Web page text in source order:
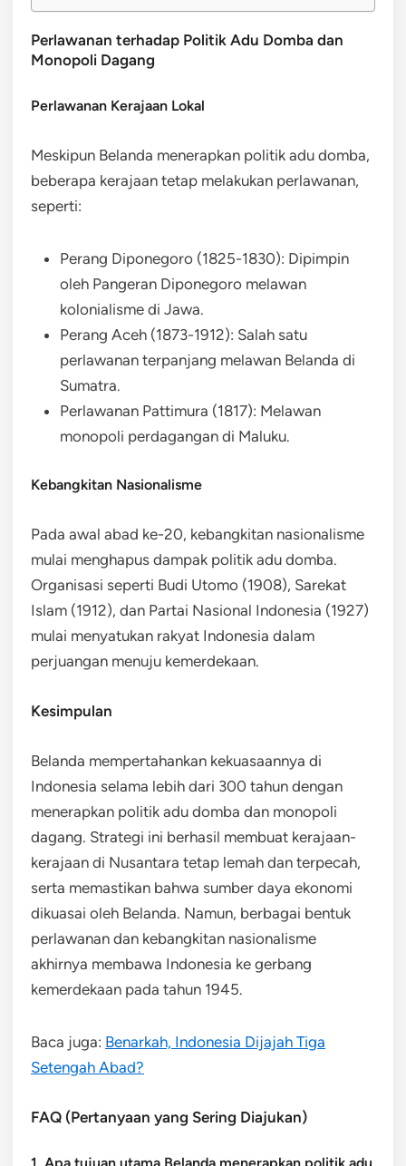
Perlawanan terhadap Politik Adu Domba dan
Monopoli Dagang
Perlawanan Kerajaan Lokal
Meskipun Belanda menerapkan politik adu domba,
beberapa kerajaan tetap melakukan perlawanan,
seperti:
Perang Diponegoro (1825-1830): Dipimpin
oleh Pangeran Diponegoro melawan
kolonialisme di Jawa.
Perang Aceh (1873-1912): Salah satu
perlawanan terpanjang melawan Belanda di
Sumatra.
Perlawanan Pattimura (1817): Melawan
monopoli perdagangan di Maluku.
Kebangkitan Nasionalisme
Pada awal abad ke-20, kebangkitan nasionalisme
mulai menghapus dampak politik adu domba.
Organisasi seperti Budi Utomo (1908), Sarekat
Islam (1912), dan Partai Nasional Indonesia (1927)
mulai menyatukan rakyat Indonesia dalam
perjuangan menuju kemerdekaan.
Kesimpulan
Belanda mempertahankan kekuasaannya di
Indonesia selama lebih dari 300 tahun dengan
menerapkan politik adu domba dan monopoli
dagang. Strategi ini berhasil membuat kerajaan-
kerajaan di Nusantara tetap lemah dan terpecah,
serta memastikan bahwa sumber daya ekonomi
dikuasai oleh Belanda. Namun, berbagai bentuk
perlawanan dan kebangkitan nasionalisme
akhirnya membawa Indonesia ke gerbang
kemerdekaan pada tahun 1945.
Baca juga: Benarkah, Indonesia Dijajah Tiga
Setengah Abad?
FAQ (Pertanyaan yang Sering Diajukan)
1. Apa tujuan utama Belanda menerapkan politik adu